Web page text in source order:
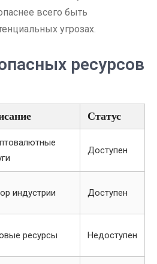
всего быть
угрозах.
ресурсов
Статус
Доступен
индустрии Доступен
ресурсы Недоступен